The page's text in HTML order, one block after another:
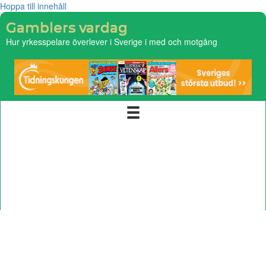
Hoppa till innehåll
Gamblers vardag
Hur yrkesspelare överlever i Sverige i med och motgång